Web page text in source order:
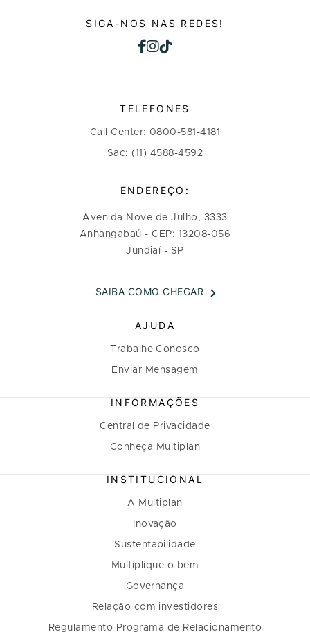
SIGA-NOS NAS REDES!
TELEFONES
Call Center: 0800-581-4181
Sac: (11) 4588-4592
ENDEREÇO:
Avenida Nove de Julho, 3333
Anhangabaú - CEP: 13208-056
Jundiaí - SP
SAIBA COMO CHEGAR
AJUDA
Trabalhe Conosco
Enviar Mensagem
INFORMAÇÕES
Central de Privacidade
Conheça Multiplan
INSTITUCIONAL
A Multiplan
Inovação
Sustentabilidade
Multiplique o bem
Governança
Relação com investidores
Regulamento Programa de Relacionamento